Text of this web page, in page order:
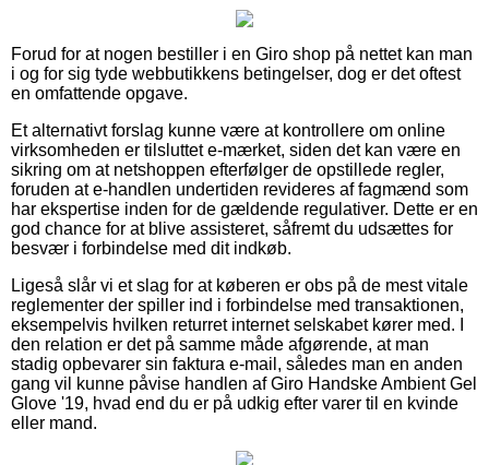
Forud for at nogen bestiller i en Giro shop på nettet kan man
i og for sig tyde webbutikkens betingelser, dog er det oftest
en omfattende opgave.
Et alternativt forslag kunne være at kontrollere om online
virksomheden er tilsluttet e-mærket, siden det kan være en
sikring om at netshoppen efterfølger de opstillede regler,
foruden at e-handlen undertiden revideres af fagmænd som
har ekspertise inden for de gældende regulativer. Dette er en
god chance for at blive assisteret, såfremt du udsættes for
besvær i forbindelse med dit indkøb.
Ligeså slår vi et slag for at køberen er obs på de mest vitale
reglementer der spiller ind i forbindelse med transaktionen,
eksempelvis hvilken returret internet selskabet kører med. I
den relation er det på samme måde afgørende, at man
stadig opbevarer sin faktura e-mail, således man en anden
gang vil kunne påvise handlen af Giro Handske Ambient Gel
Glove '19, hvad end du er på udkig efter varer til en kvinde
eller mand.